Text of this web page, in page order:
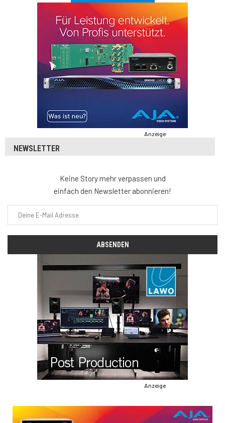
Anzeige
NEWSLETTER
Keine Story mehr verpassen und
einfach den Newsletter abonnieren!
Anzeige